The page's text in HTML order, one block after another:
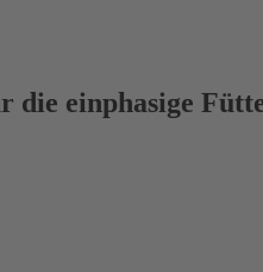
einphasige